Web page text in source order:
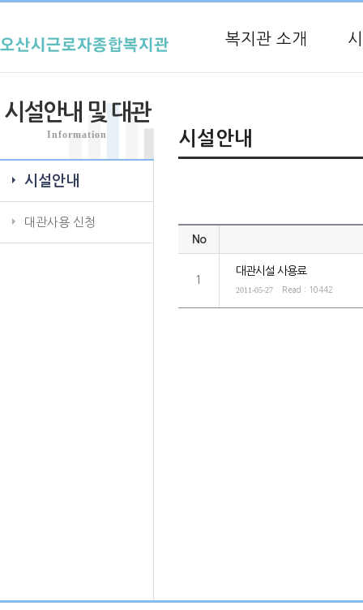
복지관 소개
시설안내 및 대관
Information
시설안내
대관사용 신청
시설안내
No
1
대관시설 사용료
2011-05-27 Read : 10442